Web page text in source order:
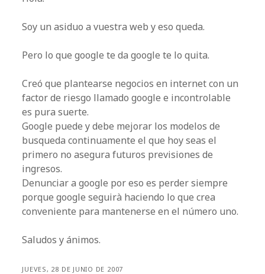
Soy un asiduo a vuestra web y eso queda.
Pero lo que google te da google te lo quita.
Creó que plantearse negocios en internet con un
factor de riesgo llamado google e incontrolable
es pura suerte.
Google puede y debe mejorar los modelos de
busqueda continuamente el que hoy seas el
primero no asegura futuros previsiones de
ingresos.
Denunciar a google por eso es perder siempre
porque google seguirà haciendo lo que crea
conveniente para mantenerse en el número uno.
Saludos y ánimos.
JUEVES, 28 DE JUNIO DE 2007